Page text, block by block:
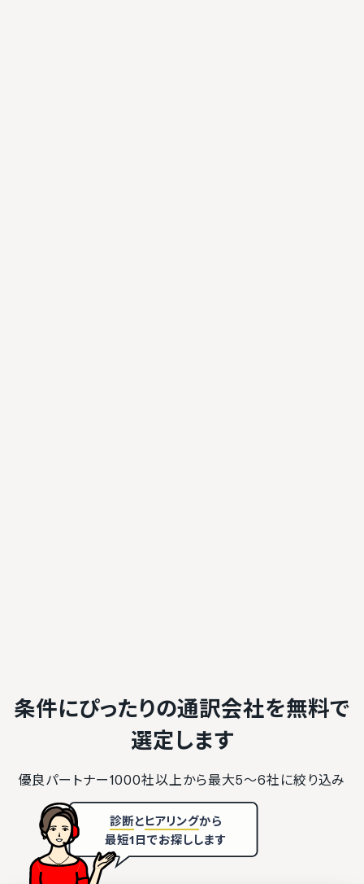
条件にぴったりの通訳会社を無料で
選定します
優良パートナー1000社以上から最大5〜6社に絞り込み
診断とヒアリングから
最短1日でお探しします